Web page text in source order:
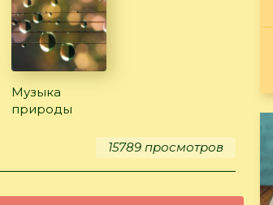
Музыка
природы
15789 просмотров